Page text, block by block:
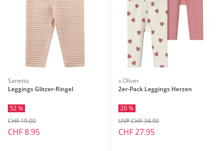
Sanetta
Leggings Glitzer-Ringel
52 %
CHF 19.00
CHF 8.95
s.Oliver
2er-Pack Leggings Herzen
20 %
CHF 27.95
UVP CHF 34.90